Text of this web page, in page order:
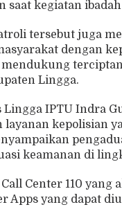
saat kegiatan
tersebut juga
dengan
Lingga.
Lingga IPTU Indra
kepolisian
keamanan di
Center 110 yang
Apps yang dapat